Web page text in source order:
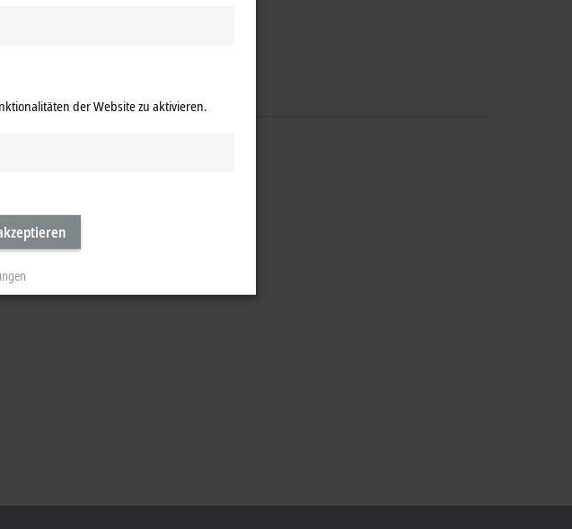
der Website zu aktivieren.